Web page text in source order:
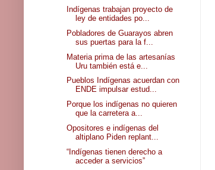
Indígenas trabajan proyecto de
ley de entidades po...
Pobladores de Guarayos abren
sus puertas para la f...
Materia prima de las artesanías
Uru también está e...
Pueblos Indígenas acuerdan con
ENDE impulsar estud...
Porque los indígenas no quieren
que la carretera a...
Opositores e indígenas del
altiplano Piden replant...
“Indígenas tienen derecho a
acceder a servicios”